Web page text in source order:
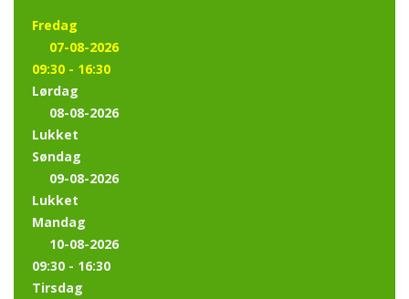
Fredag
07-08-2026
09:30 - 16:30
Lørdag
08-08-2026
Lukket
Søndag
09-08-2026
Lukket
Mandag
10-08-2026
09:30 - 16:30
Tirsdag